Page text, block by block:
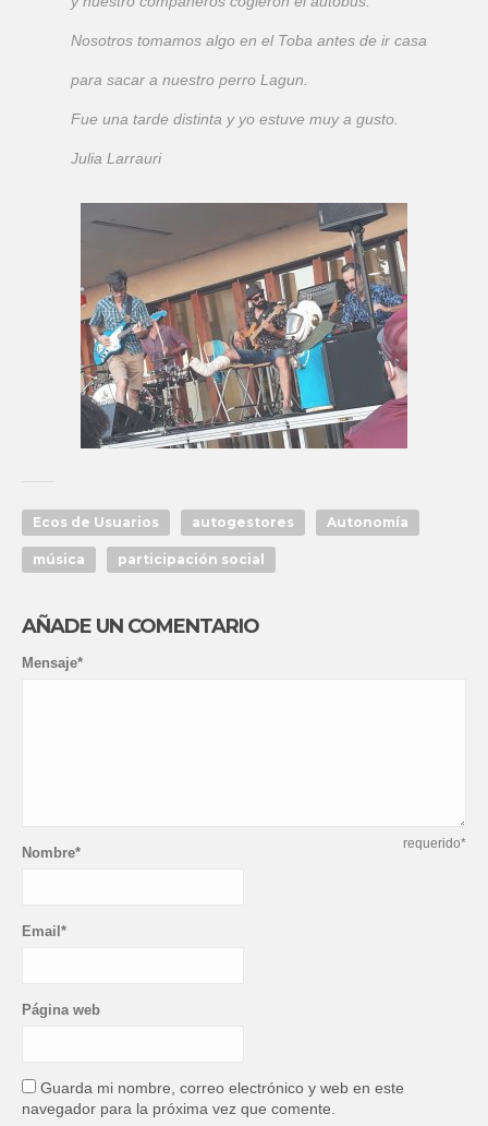
Nosotros tomamos algo en el Toba antes de ir casa
para sacar a nuestro perro Lagun.
Fue una tarde distinta y yo estuve muy a gusto.
Julia Larrauri
Ecos de Usuarios autogestores Autonomía
música participación social
AÑADE UN COMENTARIO
Mensaje*
requerido*
Nombre*
Email*
Página web
Guarda mi nombre, correo electrónico y web en este
navegador para la próxima vez que comente.